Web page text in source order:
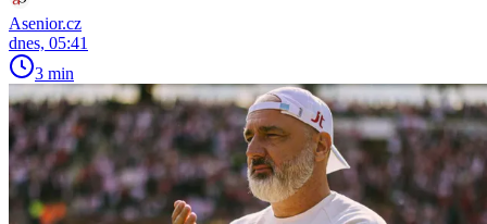
Asenior.cz
dnes, 05:41
3 min